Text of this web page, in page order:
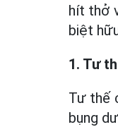
hít thở
biệt
1. Tư
Tư thế
bụng